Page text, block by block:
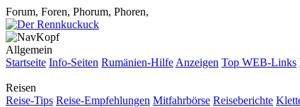
Forum, Foren, Phorum, Phoren,
Allgemein
Startseite Info-Seiten Rumänien-Hilfe Anzeigen Top WEB-Links
Reisen
Reise-Tips Reise-Empfehlungen Mitfahrbörse Reiseberichte